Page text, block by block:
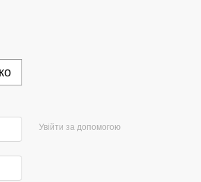
Увійти за допомогою